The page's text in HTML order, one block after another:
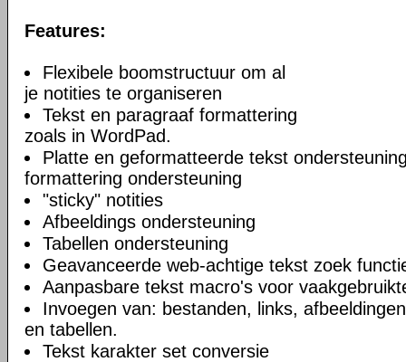
Features:
Flexibele boomstructuur om al
je notities te organiseren
Tekst en paragraaf formattering
zoals in WordPad.
Platte en geformatteerde tekst
formattering ondersteuning
"sticky" notities
Afbeeldings ondersteuning
Tabellen ondersteuning
Geavanceerde web-achtige tekst zoek
Aanpasbare tekst macro's voor
Invoegen van: bestanden, links,
en tabellen.
Tekst karakter set conversie